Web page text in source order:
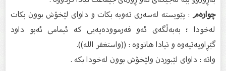
چواره‌م: پێویسته‌ له‌سه‌ری ته‌وبه‌ بكات و داوای لێخۆش بوون بكات
له‌خودا ؛ به‌به‌ڵگه‌ی ئه‌و فه‌رمووده‌یه‌یی كه‌ ئیمامی ئه‌بو داود
گێڕاویه‌تیه‌وه‌ و تیادا هاتووه‌ : ((واستغفر الله)).
واته‌ : داوای لێبوردن ولێخۆش بوون له‌خودا بكه‌ .